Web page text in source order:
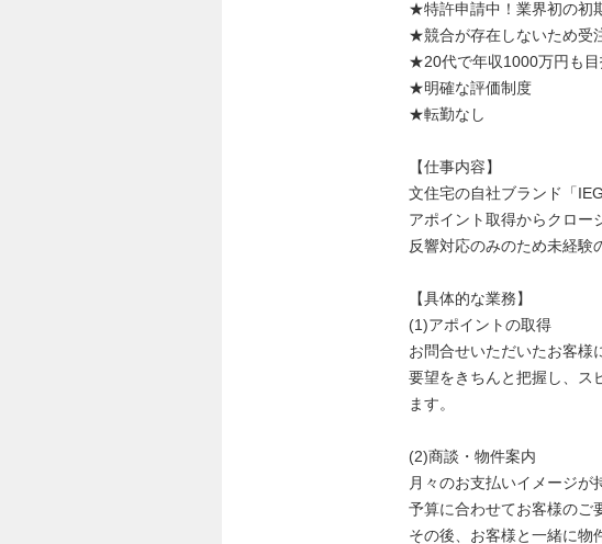
★特許申請中！業界初の初
★競合が存在しないため受
★20代で年収1000万円も目
★明確な評価制度
★転勤なし
【仕事内容】
文住宅の自社ブランド「
アポイント取得からクロー
反響対応のみのため未経験
【具体的な業務】
(1)アポイントの取得
お問合せいただいたお客様
要望をきちんと把握し、ス
ます。
(2)商談・物件案内
月々のお支払いイメージが
予算に合わせてお客様のご
その後、お客様と一緒に物